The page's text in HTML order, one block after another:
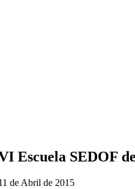
Escuela SEDOF
de Abril de 2015